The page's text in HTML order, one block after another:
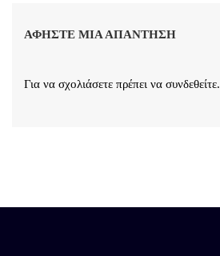
ΑΦΉΣΤΕ ΜΙΑ ΑΠΆΝΤΗΣΗ
Για να σχολιάσετε πρέπει να συνδεθείτε.